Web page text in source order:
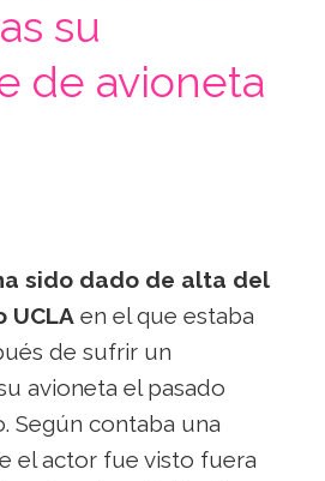
su
de avioneta
sido dado de alta del
UCLA en el que estaba
de sufrir un
avioneta el pasado
Según contaba una
el actor fue visto fuera